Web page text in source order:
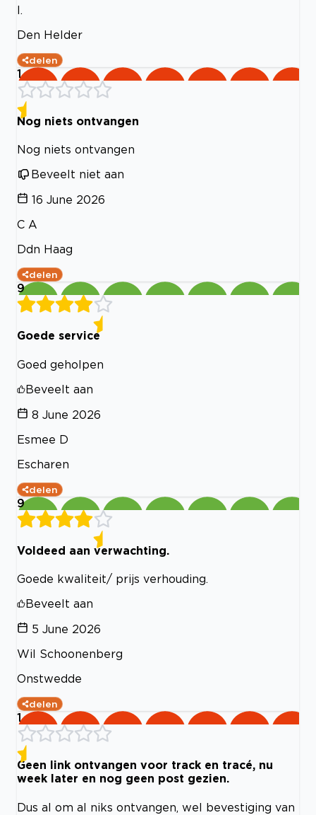
I.
Den Helder
delen
1
Nog niets ontvangen
Nog niets ontvangen
Beveelt niet aan
16 June 2026
C A
Ddn Haag
delen
9
Goede service
Goed geholpen
Beveelt aan
8 June 2026
Esmee D
Escharen
delen
9
Voldeed aan verwachting.
Goede kwaliteit/ prijs verhouding.
Beveelt aan
5 June 2026
Wil Schoonenberg
Onstwedde
delen
1
Geen link ontvangen voor track en tracé, nu
week later en nog geen post gezien.
Dus al om al niks ontvangen, wel bevestiging van